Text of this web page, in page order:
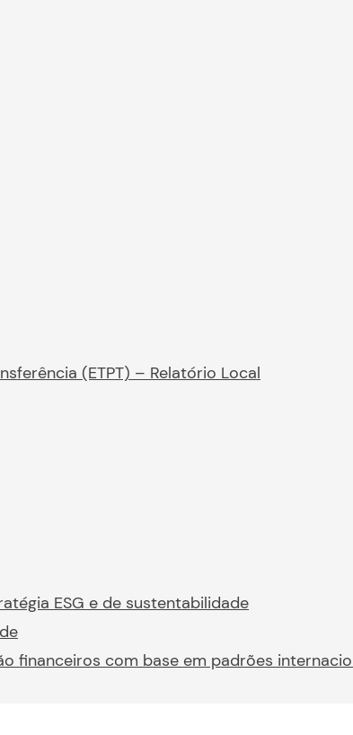
(ETPT) – Relatório Local
ESG e de sustentabilidade
financeiros com base em padrões